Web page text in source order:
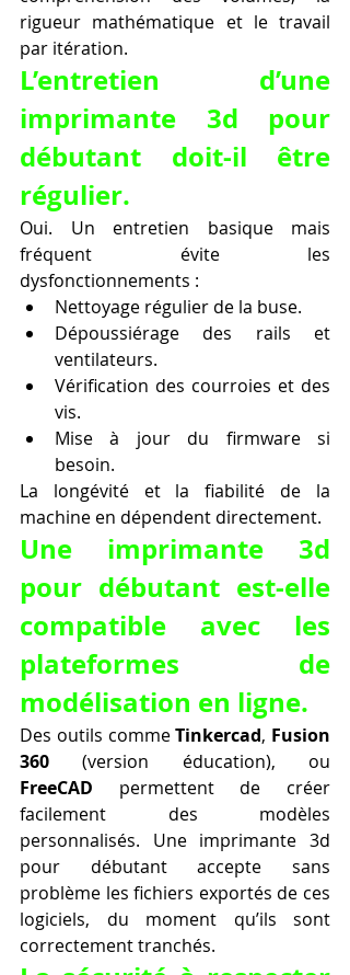
rigueur mathématique et le travail
par itération.
L’entretien d’une
imprimante 3d pour
débutant doit-il être
régulier.
Oui. Un entretien basique mais
fréquent évite les
dysfonctionnements :
Nettoyage régulier de la buse.
Dépoussiérage des rails et
ventilateurs.
Vérification des courroies et des
vis.
Mise à jour du firmware si
besoin.
La longévité et la fiabilité de la
machine en dépendent directement.
Une imprimante 3d
pour débutant est-elle
compatible avec les
plateformes de
modélisation en ligne.
Des outils comme Tinkercad, Fusion
360
FreeCAD permettent de créer
facilement des modèles
personnalisés. Une imprimante 3d
pour débutant accepte sans
problème les fichiers exportés de ces
logiciels, du moment qu’ils sont
correctement tranchés.